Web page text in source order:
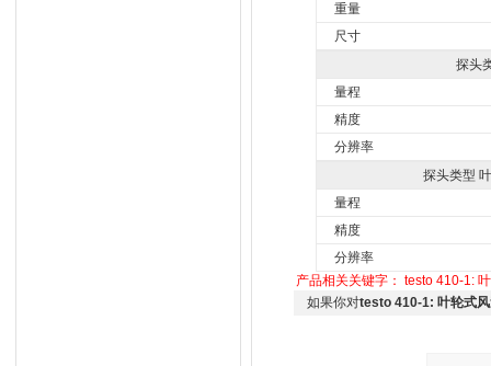
重量
尺寸
探头
量程
精度
分辨率
探头类型
量程
精度
分辨率
产品相关关键字： testo 410-1:
如果你对testo 410-1: 叶轮式